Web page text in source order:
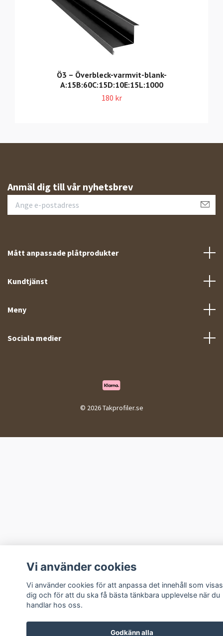
Ö3 – Överbleck-varmvit-blank-
A:15B:60C:15D:10E:15L:1000
180 kr
Anmäl dig till vår nyhetsbrev
Mått anpassade plåtprodukter
Kundtjänst
Meny
Sociala medier
© 2026 Takprofiler.se
Vi använder cookies
Vi använder cookies för att anpassa det innehåll som
dig och för att du ska få bästa tänkbara upplevelse när du
handlar hos oss.
Godkänn alla